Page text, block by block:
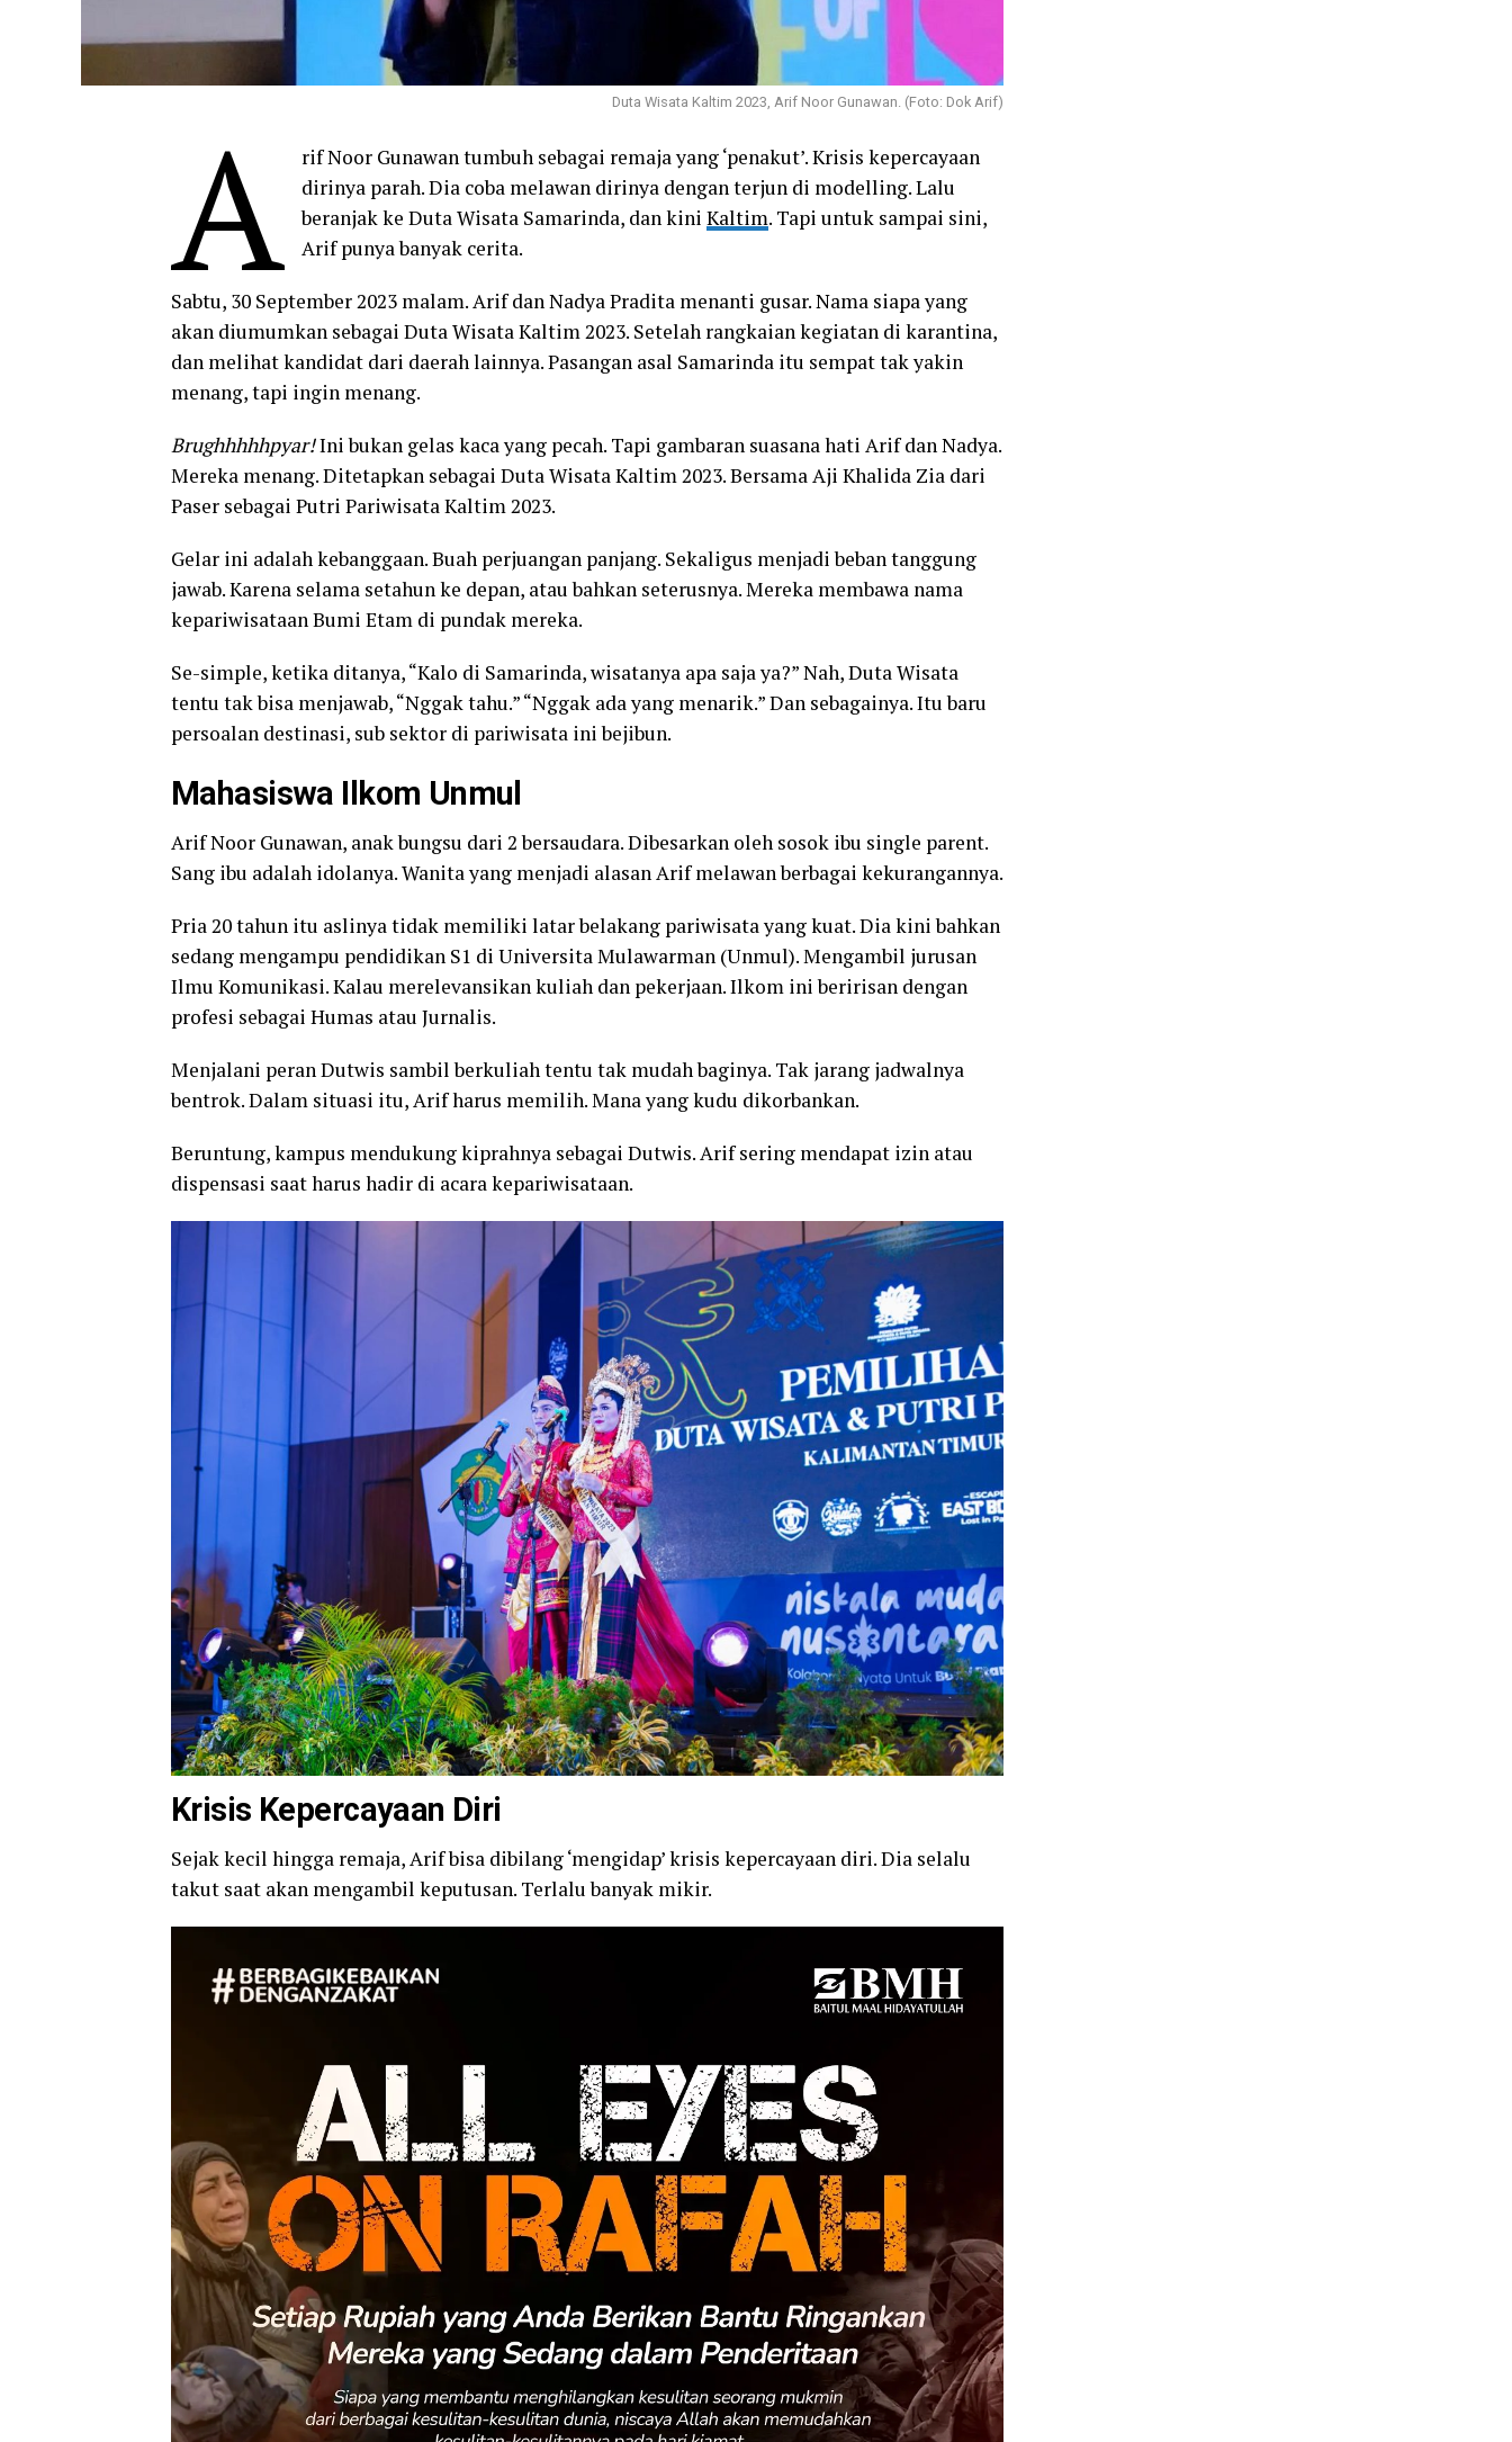
Duta Wisata Kaltim 2023, Arif Noor Gunawan. (Foto: Dok Arif)
A
rif Noor Gunawan tumbuh sebagai remaja yang ‘penakut’. Krisis kepercayaan
dirinya parah. Dia coba melawan dirinya dengan terjun di modelling. Lalu
beranjak ke Duta Wisata Samarinda, dan kini Kaltim. Tapi untuk sampai sini,
Arif punya banyak cerita.
Sabtu, 30 September 2023 malam. Arif dan Nadya Pradita menanti gusar. Nama siapa yang
akan diumumkan sebagai Duta Wisata Kaltim 2023. Setelah rangkaian kegiatan di karantina,
dan melihat kandidat dari daerah lainnya. Pasangan asal Samarinda itu sempat tak yakin
menang, tapi ingin menang.
Brughhhhhpyar!Ini bukan gelas kaca yang pecah. Tapi gambaran suasana hati Arif dan Nadya.
Mereka menang. Ditetapkan sebagai Duta Wisata Kaltim 2023. Bersama Aji Khalida Zia dari
Paser sebagai Putri Pariwisata Kaltim 2023.
Gelar ini adalah kebanggaan. Buah perjuangan panjang. Sekaligus menjadi beban tanggung
jawab. Karena selama setahun ke depan, atau bahkan seterusnya. Mereka membawa nama
kepariwisataan Bumi Etam di pundak mereka.
Se-simple, ketika ditanya, “Kalo di Samarinda, wisatanya apa saja ya?” Nah, Duta Wisata
tentu tak bisa menjawab, “Nggak tahu.” “Nggak ada yang menarik.” Dan sebagainya. Itu baru
persoalan destinasi, sub sektor di pariwisata ini bejibun.
Mahasiswa Ilkom Unmul
Arif Noor Gunawan, anak bungsu dari 2 bersaudara. Dibesarkan oleh sosok ibu single parent.
Sang ibu adalah idolanya. Wanita yang menjadi alasan Arif melawan berbagai kekurangannya.
Pria 20 tahun itu aslinya tidak memiliki latar belakang pariwisata yang kuat. Dia kini bahkan
sedang mengampu pendidikan S1 di Universita Mulawarman (Unmul). Mengambil jurusan
Ilmu Komunikasi. Kalau merelevansikan kuliah dan pekerjaan. Ilkom ini beririsan dengan
profesi sebagai Humas atau Jurnalis.
Menjalani peran Dutwis sambil berkuliah tentu tak mudah baginya. Tak jarang jadwalnya
bentrok. Dalam situasi itu, Arif harus memilih. Mana yang kudu dikorbankan.
Beruntung, kampus mendukung kiprahnya sebagai Dutwis. Arif sering mendapat izin atau
dispensasi saat harus hadir di acara kepariwisataan.
Krisis Kepercayaan Diri
Sejak kecil hingga remaja, Arif bisa dibilang ‘mengidap’ krisis kepercayaan diri. Dia selalu
takut saat akan mengambil keputusan. Terlalu banyak mikir.